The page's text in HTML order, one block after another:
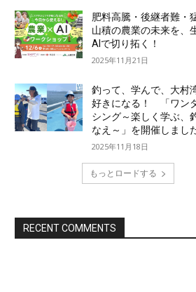
肥料高騰・後継者難・
山積の農業の未来を、
AIで切り拓く！
2025年11月21日
釣って、学んで、大村
好きになる！ 「ワン
シング～楽しく学ぶ、
なえ～」を開催しまし
2025年11月18日
もっとロードする
RECENT COMMENTS